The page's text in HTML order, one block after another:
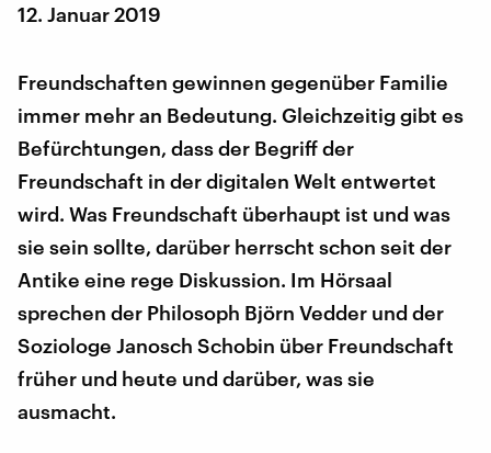
12. Januar 2019
Freundschaften gewinnen gegenüber Familie
immer mehr an Bedeutung. Gleichzeitig gibt es
Befürchtungen, dass der Begriff der
Freundschaft in der digitalen Welt entwertet
wird. Was Freundschaft überhaupt ist und was
sie sein sollte, darüber herrscht schon seit der
Antike eine rege Diskussion. Im Hörsaal
sprechen der Philosoph Björn Vedder und der
Soziologe Janosch Schobin über Freundschaft
früher und heute und darüber, was sie
ausmacht.